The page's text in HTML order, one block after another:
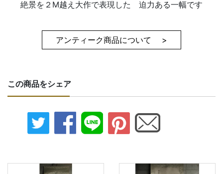
絶景を２M越え大作で表現した 迫力ある一幅です
アンティーク商品について >
この商品をシェア